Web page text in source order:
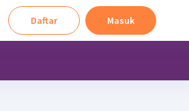
Daftar Masuk